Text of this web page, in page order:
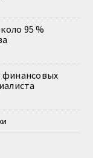
95 %
финансовых